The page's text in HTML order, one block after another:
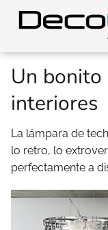
Un bonito
interiores
La lámpara de
lo retro, lo
perfectamente a